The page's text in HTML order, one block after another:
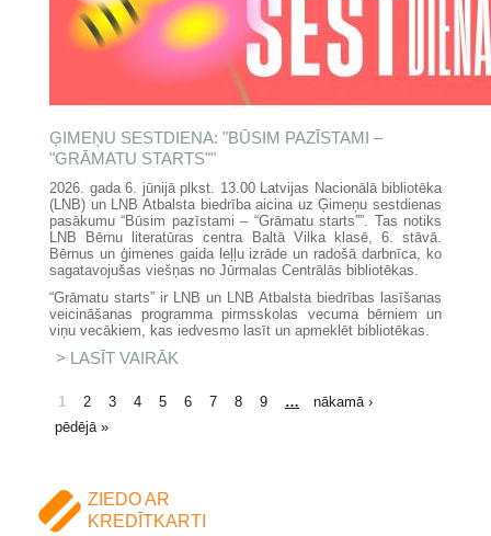
ĢIMEŅU SESTDIENA: "BŪSIM PAZĪSTAMI –
"GRĀMATU STARTS""
2026. gada 6. jūnijā plkst. 13.00 Latvijas Nacionālā bibliotēka
(LNB) un LNB Atbalsta biedrība aicina uz Ģimeņu sestdienas
pasākumu “Būsim pazīstami – “Grāmatu starts””. Tas notiks
LNB Bērnu literatūras centra Baltā Vilka klasē, 6. stāvā.
Bērnus un ģimenes gaida leļļu izrāde un radošā darbnīca, ko
sagatavojušas viešņas no Jūrmalas Centrālās bibliotēkas.
“Grāmatu starts” ir LNB un LNB Atbalsta biedrības lasīšanas
veicināšanas programma pirmsskolas vecuma bērniem un
viņu vecākiem, kas iedvesmo lasīt un apmeklēt bibliotēkas.
LASĪT VAIRĀK
LAPAS
1 2 3 4 5 6 7 8 9 …
nākamā ›
pēdējā »
ZIEDO AR
KREDĪTKARTI